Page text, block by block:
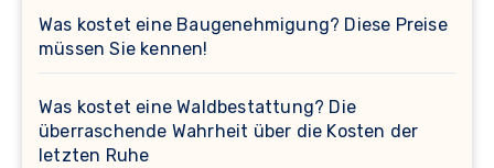
Was kostet eine Baugenehmigung? Diese Preise
müssen Sie kennen!
Was kostet eine Waldbestattung? Die
überraschende Wahrheit über die Kosten der
letzten Ruhe